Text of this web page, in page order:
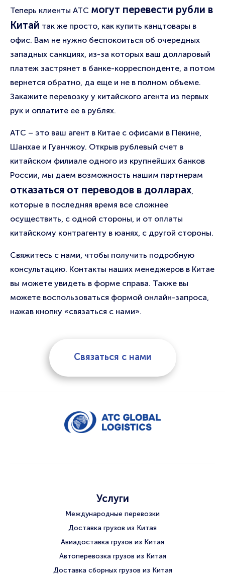
Теперь клиенты АТС могут перевести рубли в
Китай так же просто, как купить канцтовары в
офис. Вам не нужно беспокоиться об очередных
западных санкциях, из-за которых ваш долларовый
платеж застрянет в банке-корреспонденте, а потом
вернется обратно, да еще и не в полном объеме.
Закажите перевозку у китайского агента из первых
рук и оплатите ее в рублях.
АТС – это ваш агент в Китае с офисами в Пекине,
Шанхае и Гуанчжоу. Открыв рублевый счет в
китайском филиале одного из крупнейших банков
России, мы даем возможность нашим партнерам
отказаться от переводов в долларах,
которые в последняя время все сложнее
осуществить, с одной стороны, и от оплаты
китайскому контрагенту в юанях, с другой стороны.
Свяжитесь с нами, чтобы получить подробную
консультацию. Контакты наших менеджеров в Китае
вы можете увидеть в форме справа. Также вы
можете воспользоваться формой онлайн-запроса,
нажав кнопку «связаться с нами».
Связаться с нами
Услуги
Международные перевозки
Доставка грузов из Китая
Авиадоставка грузов из Китая
Автоперевозка грузов из Китая
Доставка сборных грузов из Китая